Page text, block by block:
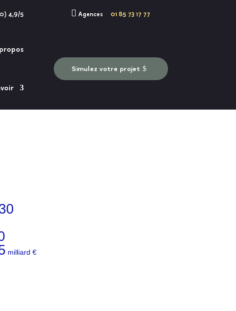
4,9/5  Agences 01 85 73 17 77
Simulez votre projet
milliard €